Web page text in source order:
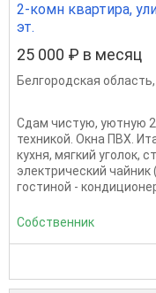
2-комн квартира,
эт.
25 000 ₽ в месяц
Белгородская область,
Сдам чистую, уютную
техникой. Окна ПВХ.
кухня, мягкий уголок,
электрический
гостиной -
Собственник